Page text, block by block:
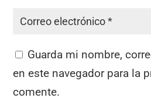
Guarda mi nombre,
en este navegador para la
comente.